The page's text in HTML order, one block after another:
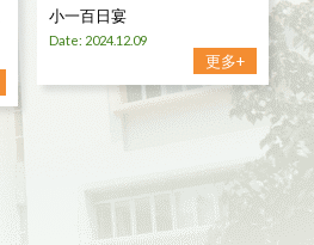
小一百日宴
Date: 2024.12.09
更多+